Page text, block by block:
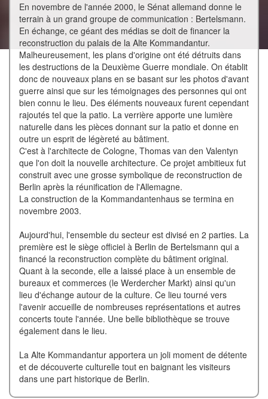
En novembre de l'année 2000, le Sénat allemand donne le
terrain à un grand groupe de communication : Bertelsmann.
En échange, ce géant des médias se doit de financer la
reconstruction du palais de la Alte Kommandantur.
Malheureusement, les plans d'origine ont été détruits dans
les destructions de la Deuxième Guerre mondiale. On établit
donc de nouveaux plans en se basant sur les photos d'avant
guerre ainsi que sur les témoignages des personnes qui ont
bien connu le lieu. Des éléments nouveaux furent cependant
rajoutés tel que la patio. La verrière apporte une lumière
naturelle dans les pièces donnant sur la patio et donne en
outre un esprit de légèreté au bâtiment.
C'est à l'architecte de Cologne, Thomas van den Valentyn
que l'on doit la nouvelle architecture. Ce projet ambitieux fut
construit avec une grosse symbolique de reconstruction de
Berlin après la réunification de l'Allemagne.
La construction de la Kommandantenhaus se termina en
novembre 2003.
Aujourd'hui, l'ensemble du secteur est divisé en 2 parties. La
première est le siège officiel à Berlin de Bertelsmann qui a
financé la reconstruction complète du bâtiment original.
Quant à la seconde, elle a laissé place à un ensemble de
bureaux et commerces (le Werdercher Markt) ainsi qu'un
lieu d'échange autour de la culture. Ce lieu tourné vers
l'avenir accueille de nombreuses représentations et autres
concerts toute l'année. Une belle bibliothèque se trouve
également dans le lieu.
La Alte Kommandantur apportera un joli moment de détente
et de découverte culturelle tout en baignant les visiteurs
dans une part historique de Berlin.